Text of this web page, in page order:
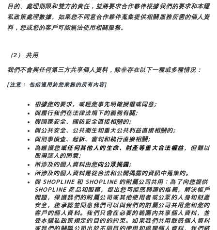
目的、處理期限和雙方的責任，並將要求合作夥伴根據我們的要求和本隱
私政策處理數據。如果您不同意合作夥伴蒐集提供相關服務所需的個人資
料，您或您的客戶可能無法使用相關服務。
（2） 共用
我們不會與任何第三方共享個人資料，除非存在以下一種或多種情況：
[注意： 包括適用於您業務的所有內容]
根據您的要求，或經您事先明確授權或同意;
與履行我們在法律法規下的義務有關;
與國家安全、國防安全直接相關的;
與公共安全、公共衛生和重大公共利益直接相關的;
與刑事偵查、起訴、審判和執行直接相關;
為維護您或任何其他人的生命、財產等重大合法權益，但難以
取得該人的同意;
所涉及的個人資料由您向公眾揭露;
所涉及的個人資料是從合法和公開揭露的資訊中蒐集的。
與 SHOPLINE 和 SHOPLINE 的附屬公司共用：為了向您提供
SHOPLINE 產品和服務，提出您可能感興趣的推薦，解決帳戶
問題，保護我們的附屬公司或其他使用者或公眾的人身和財產
安全，您承認並同意我們可以與我們的附屬公司共用您和您的
客戶的個人資料。我們只會在必要的範圍內共享個人資料，並
受本隱私政策規定的目的的約束。如果我們共用敏感個人資料
或我們的關聯公司出於不同目的使用和處理個人資料，我們將